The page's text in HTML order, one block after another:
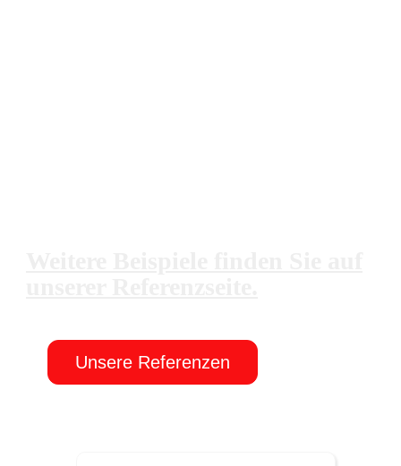
Unsere Referenzen